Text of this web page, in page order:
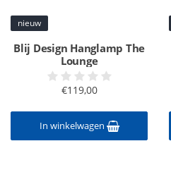
nieuw
Blij Design Hanglamp The
Lounge
€119,00
In winkelwagen